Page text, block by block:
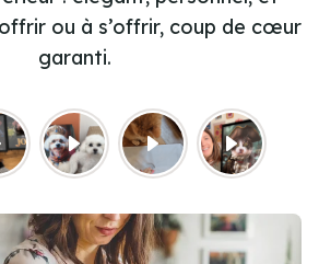
ou à s’offrir, coup de cœur
garanti.